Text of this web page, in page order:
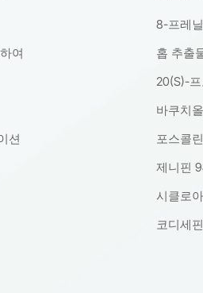
여
션
8-프레
홉 추출
20(S)-
바쿠치
포스콜
제니핀
시클로
코디세핀